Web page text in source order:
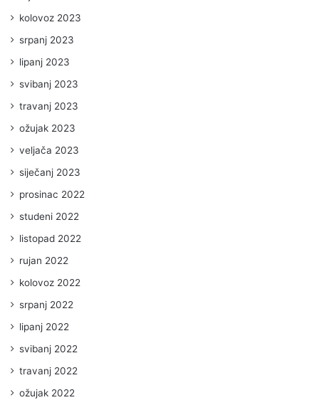
kolovoz 2023
srpanj 2023
lipanj 2023
svibanj 2023
travanj 2023
ožujak 2023
veljača 2023
siječanj 2023
prosinac 2022
studeni 2022
listopad 2022
rujan 2022
kolovoz 2022
srpanj 2022
lipanj 2022
svibanj 2022
travanj 2022
ožujak 2022